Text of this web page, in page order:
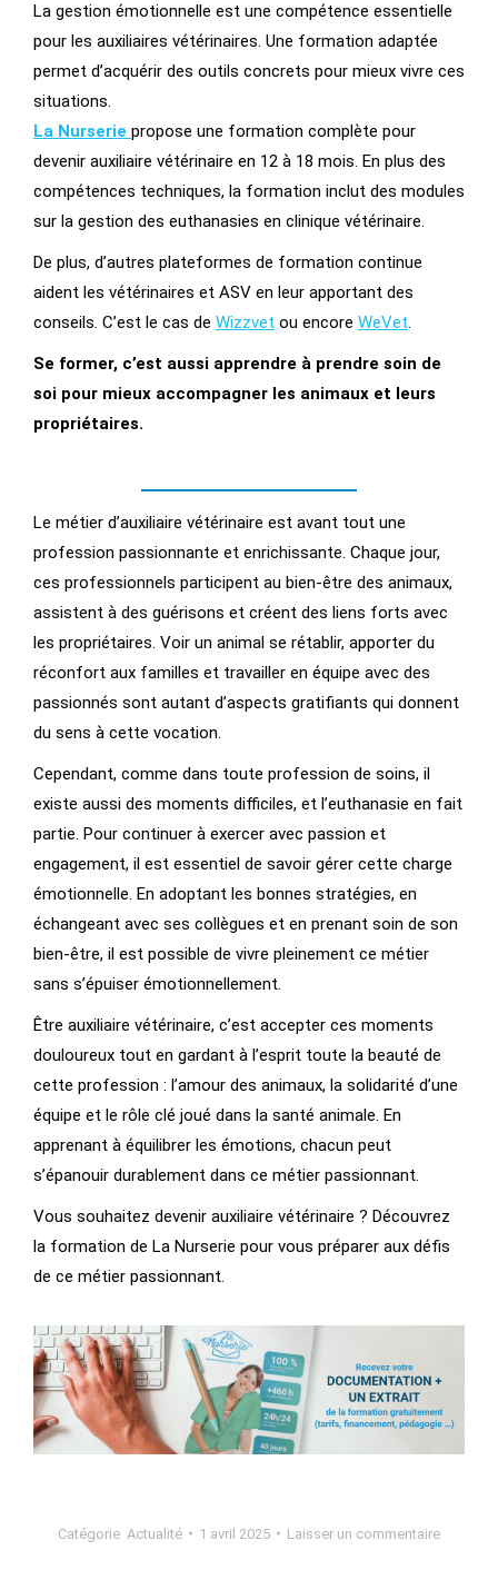
La gestion émotionnelle est une compétence essentielle
pour les auxiliaires vétérinaires. Une formation adaptée
permet d’acquérir des outils concrets pour mieux vivre ces
situations.
La Nurserie propose une formation complète pour
devenir auxiliaire vétérinaire en 12 à 18 mois. En plus des
compétences techniques, la formation inclut des modules
sur la gestion des euthanasies en clinique vétérinaire.
De plus, d’autres plateformes de formation continue
aident les vétérinaires et ASV en leur apportant des
conseils. C’est le cas de Wizzvet ou encore WeVet.
Se former, c’est aussi apprendre à prendre soin de
soi pour mieux accompagner les animaux et leurs
propriétaires.
Le métier d’auxiliaire vétérinaire est avant tout une
profession passionnante et enrichissante. Chaque jour,
ces professionnels participent au bien-être des animaux,
assistent à des guérisons et créent des liens forts avec
les propriétaires. Voir un animal se rétablir, apporter du
réconfort aux familles et travailler en équipe avec des
passionnés sont autant d’aspects gratifiants qui donnent
du sens à cette vocation.
Cependant, comme dans toute profession de soins, il
existe aussi des moments difficiles, et l’euthanasie en fait
partie. Pour continuer à exercer avec passion et
engagement, il est essentiel de savoir gérer cette charge
émotionnelle. En adoptant les bonnes stratégies, en
échangeant avec ses collègues et en prenant soin de son
bien-être, il est possible de vivre pleinement ce métier
sans s’épuiser émotionnellement.
Être auxiliaire vétérinaire, c’est accepter ces moments
douloureux tout en gardant à l’esprit toute la beauté de
cette profession : l’amour des animaux, la solidarité d’une
équipe et le rôle clé joué dans la santé animale. En
apprenant à équilibrer les émotions, chacun peut
s’épanouir durablement dans ce métier passionnant.
Vous souhaitez devenir auxiliaire vétérinaire ? Découvrez
la formation de La Nurserie pour vous préparer aux défis
de ce métier passionnant.
Catégorie Actualité 1 avril 2025 Laisser un commentaire